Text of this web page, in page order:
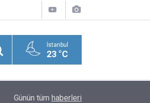
İstanbul
23 °C
Trump'a Mesaj: İsrail'in Varlığı
Günün tüm haberleri